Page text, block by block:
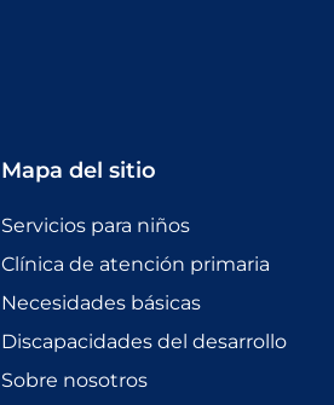
Mapa del sitio
Servicios para niños
Clínica de atención primaria
Necesidades básicas
Discapacidades del desarrollo
Sobre nosotros